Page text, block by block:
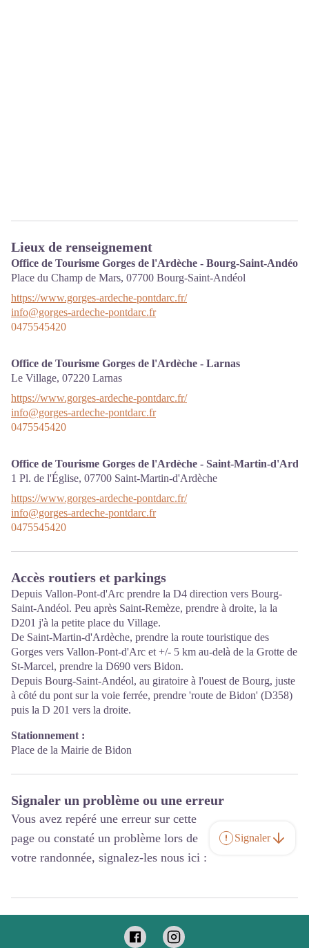
Lieux de renseignement
Office de Tourisme Gorges de l'Ardèche - Bourg-Saint-Andéol
Place du Champ de Mars, 07700 Bourg-Saint-Andéol
https://www.gorges-ardeche-pontdarc.fr/
info@gorges-ardeche-pontdarc.fr
0475545420
Office de Tourisme Gorges de l'Ardèche - Larnas
Le Village, 07220 Larnas
https://www.gorges-ardeche-pontdarc.fr/
info@gorges-ardeche-pontdarc.fr
0475545420
Office de Tourisme Gorges de l'Ardèche - Saint-Martin-
1 Pl. de l'Église, 07700 Saint-Martin-d'Ardèche
https://www.gorges-ardeche-pontdarc.fr/
info@gorges-ardeche-pontdarc.fr
0475545420
Accès routiers et parkings
Depuis Vallon-Pont-d'Arc prendre la D4 direction vers Bourg-
Saint-Andéol. Peu après Saint-Remèze, prendre à droite, la la
D201 j'à la petite place du Village.
De Saint-Martin-d'Ardèche, prendre la route touristique des
Gorges vers Vallon-Pont-d'Arc et +/- 5 km au-delà de la Grotte de
St-Marcel, prendre la D690 vers Bidon.
Depuis Bourg-Saint-Andéol, au giratoire à l'ouest de Bourg, juste
à côté du pont sur la voie ferrée, prendre 'route de Bidon' (D358)
puis la D 201 vers la droite.
Stationnement :
Place de la Mairie de Bidon
Signaler un problème ou une erreur
Vous avez repéré une erreur sur cette
page ou constaté un problème lors de
votre randonnée, signalez-les nous ici :
Signaler